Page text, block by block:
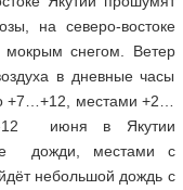
на северо-востоке
снегом. Ветер
в дневные часы
+7…+12, местами +2…
12 июня в Якутии
дожди, местами с
небольшой дождь с